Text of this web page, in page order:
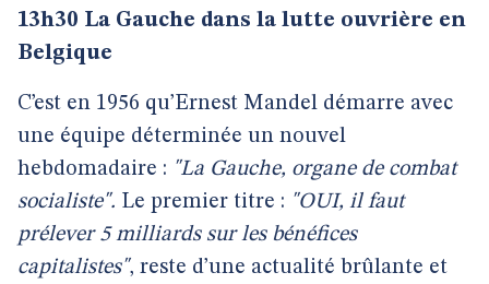
13h30 La Gauche dans la lutte ouvrière en
Belgique
C’est en 1956 qu’Ernest Mandel démarre avec
une équipe déterminée un nouvel
hebdomadaire : "La Gauche, organe de combat
socialiste". Le premier titre : "OUI, il faut
prélever 5 milliards sur les bénéfices
capitalistes", reste d’une actualité brûlante et